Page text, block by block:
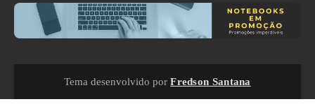
Tema desenvolvido por Fredson Santana